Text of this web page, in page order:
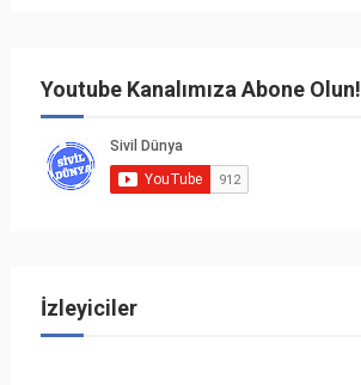
Youtube Kanalımıza Abone Olun!
İzleyiciler